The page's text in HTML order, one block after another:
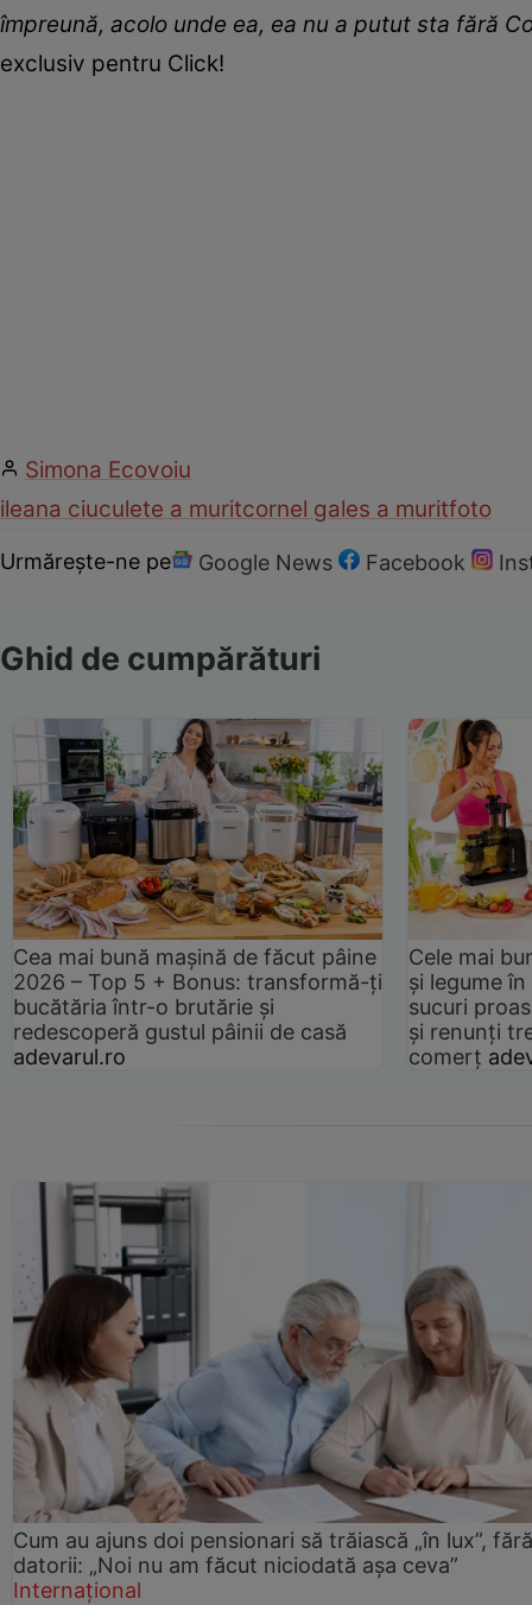
împreună, acolo unde ea, ea nu a putut sta fără
exclusiv pentru Click!
Simona Ecovoiu
ileana ciuculete a muritcornel gales a muritfoto
Urmărește-ne pe Google News Facebook
Ghid de cumpărături
Cea mai bună mașină de făcut pâine
2026 – Top 5 + Bonus: transformă-ți
bucătăria într-o brutărie și
redescoperă gustul pâinii de casă
adevarul.ro
Cele mai
și legume
sucuri
și renunți
comerț
Cum au ajuns doi pensionari să trăiască „în lux”, fără
datorii: „Noi nu am făcut niciodată așa ceva”
Internațional